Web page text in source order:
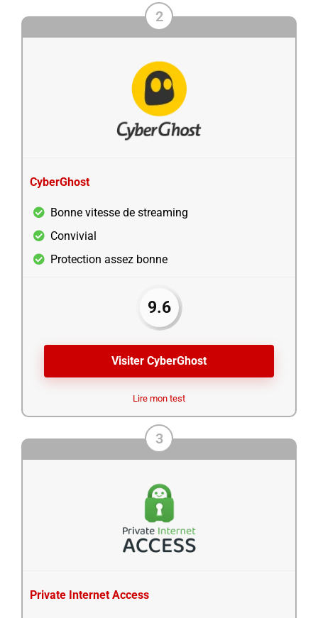
2
CyberGhost
Bonne vitesse de streaming
Convivial
Protection assez bonne
9.6
Visiter CyberGhost
Lire mon test
3
Private Internet Access